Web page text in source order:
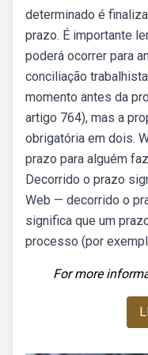
determinado é
prazo. É importante
poderá ocorrer para
conciliação
momento antes da
artigo 764), mas a
obrigatória em dois.
prazo para alguém
Decorrido o prazo
Web — decorrido o
significa que um
processo (por
For more